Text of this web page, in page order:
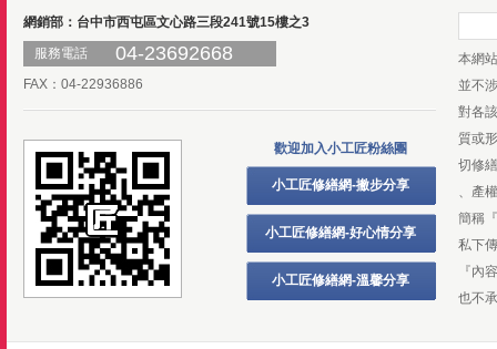
網銷部：台中市西屯區文心路三段241號15樓之3
服務電話
04-23692668
FAX：04-22936886
歡迎加入小工匠粉絲團
小工匠修繕網-撇步分享
小工匠修繕網-好心情分享
小工匠修繕網-溫馨分享
本網
並不
對各
質或
切修
、產
簡稱
私下
『內
也不